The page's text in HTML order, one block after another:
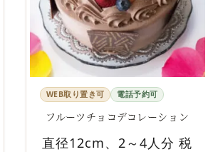
WEB取り置き可 電話予約可
フルーツチョコデコレーション
直径12cm、2～4人分 税